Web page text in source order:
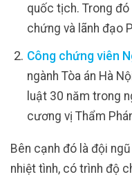
quốc tịch. Trong
chứng và lãnh đạo
Công chứng viên
ngành Tòa án Hà
luật 30 năm trong
cương vị Thẩm
Bên cạnh đó là đội
nhiệt tình, có trình độ